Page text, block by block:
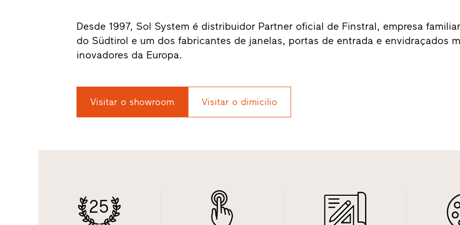
Desde 1997, Sol System é distribuidor Partner oficial de Finstral, empresa
do Südtirol e um dos fabricantes de janelas, portas de entrada e envidraçados
inovadores da Europa.
Visitar o showroom Visitar o dimicilio
25